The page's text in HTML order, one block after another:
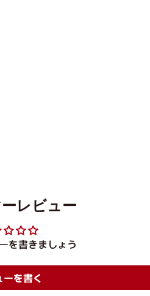
レビュー
を書きましょう
ーを書く